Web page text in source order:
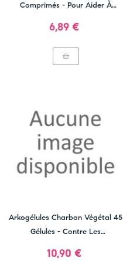
Comprimés - Pour Aider À
Prix
6,89 €
Arkogélules Charbon Végétal 45
Gélules - Contre Les
Prix
10,90 €